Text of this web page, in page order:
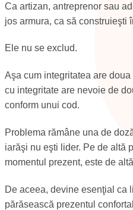
Ca artizan, antreprenor sau
jos armura, ca să construieşti
Ele nu se exclud.
Aşa cum integritatea are doua
cu integritate are nevoie de
conform unui cod.
Problema rămâne una de
iarăşi nu eşti lider. Pe de altă
momentul prezent, este de
De aceea, devine esenţial ca
părăsească prezentul